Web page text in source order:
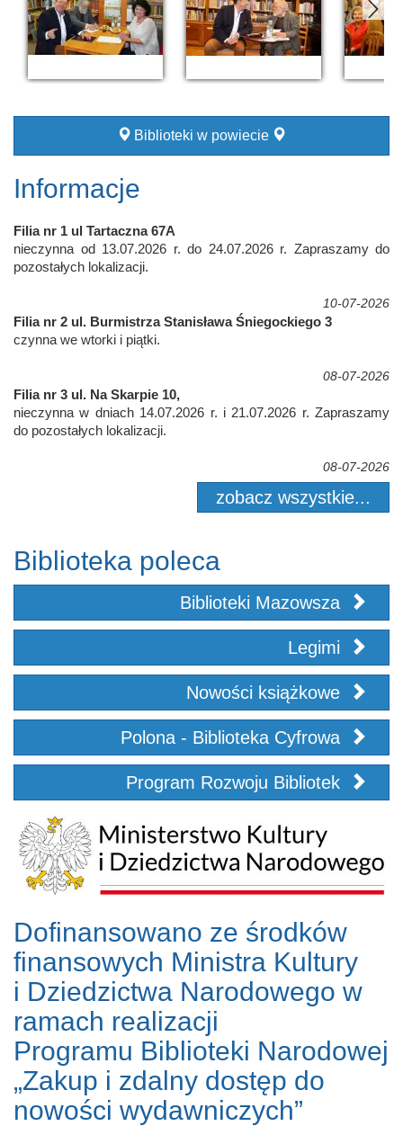
Biblioteki w powiecie
Informacje
Filia nr 1 ul Tartaczna 67A
nieczynna od 13.07.2026 r. do 24.07.2026 r. Zapraszamy do
pozostałych lokalizacji.
10-07-2026
Filia nr 2 ul. Burmistrza Stanisława Śniegockiego 3
czynna we wtorki i piątki.
08-07-2026
Filia nr 3 ul. Na Skarpie 10,
nieczynna w dniach 14.07.2026 r. i 21.07.2026 r. Zapraszamy
do pozostałych lokalizacji.
08-07-2026
zobacz wszystkie...
Biblioteka poleca
Biblioteki Mazowsza
Legimi
Nowości książkowe
Polona - Biblioteka Cyfrowa
Program Rozwoju Bibliotek
Dofinansowano ze środków
finansowych Ministra Kultury
i Dziedzictwa Narodowego w
ramach realizacji
Programu Biblioteki Narodowej
„Zakup i zdalny dostęp do
nowości wydawniczych”